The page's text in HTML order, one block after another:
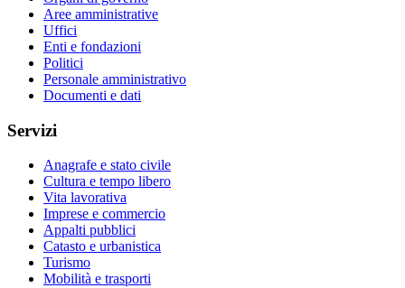
Aree amministrative
Uffici
Enti e fondazioni
Politici
Personale amministrativo
Documenti e dati
Servizi
Anagrafe e stato civile
Cultura e tempo libero
Vita lavorativa
Imprese e commercio
Appalti pubblici
Catasto e urbanistica
Turismo
Mobilità e trasporti